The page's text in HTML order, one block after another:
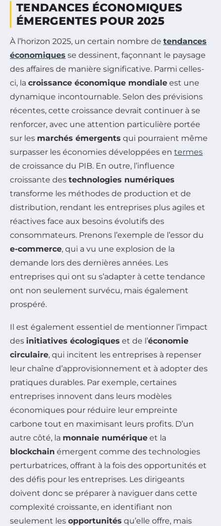
TENDANCES ÉCONOMIQUES
ÉMERGENTES POUR 2025
À l’horizon 2025, un certain nombre de tendances
économiques se dessinent, façonnant le paysage
des affaires de manière significative. Parmi celles-
ci, la croissance économique mondiale est une
dynamique incontournable. Selon des prévisions
récentes, cette croissance devrait continuer à se
renforcer, avec une attention particulière portée
sur les marchés émergents qui pourraient même
surpasser les économies développées en termes
de croissance du PIB. En outre, l’influence
croissante des technologies numériques
transforme les méthodes de production et de
distribution, rendant les entreprises plus agiles et
réactives face aux besoins évolutifs des
consommateurs. Prenons l’exemple de l’essor du
e-commerce, qui a vu une explosion de la
demande lors des dernières années. Les
entreprises qui ont su s’adapter à cette tendance
ont non seulement survécu, mais également
prospéré.
Il est également essentiel de mentionner l’impact
des initiatives écologiques et de l’économie
circulaire, qui incitent les entreprises à repenser
leur chaîne d’approvisionnement et à adopter des
pratiques durables. Par exemple, certaines
entreprises innovent dans leurs modèles
économiques pour réduire leur empreinte
carbone tout en maximisant leurs profits. D’un
autre côté, la monnaie numérique et la
blockchain émergent comme des technologies
perturbatrices, offrant à la fois des opportunités et
des défis pour les entreprises. Les dirigeants
doivent donc se préparer à naviguer dans cette
complexité croissante, en identifiant non
seulement les opportunités qu’elle offre, mais